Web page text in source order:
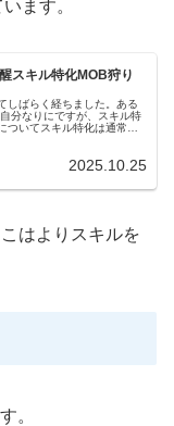
ます。
スキル特化MOB狩り
しばらく経ちました。ある
分なりにですが、スキル特
ついてスキル特化は通常の
2025.10.25
はよりスキルを
。